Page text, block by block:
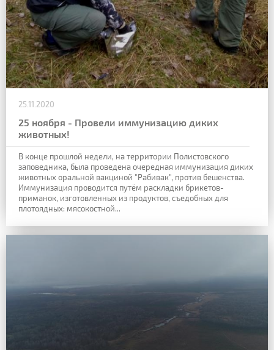
25.11.2020
25 ноября - Провели иммунизацию диких
животных!
В конце прошлой недели, на территории Полистовского
заповедника, была проведена очередная иммунизация диких
животных оральной вакциной "Рабивак", против бешенства.
Иммунизация проводится путём раскладки брикетов-
приманок, изготовленных из продуктов, съедобных для
плотоядных: мясокостной...